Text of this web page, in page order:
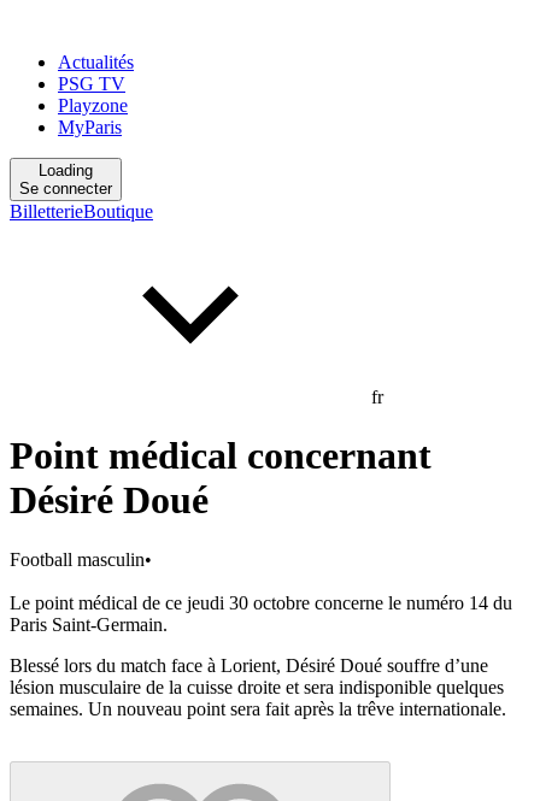
Actualités
PSG TV
Playzone
MyParis
Loading
Se connecter
BilletterieBoutique
fr
Point médical concernant
Désiré Doué
Football masculin•
Le point médical de ce jeudi 30 octobre concerne le numéro 14 du
Paris Saint-Germain.
Blessé lors du match face à Lorient, Désiré Doué souffre d’une
lésion musculaire de la cuisse droite et sera indisponible quelques
semaines. Un nouveau point sera fait après la trêve internationale.